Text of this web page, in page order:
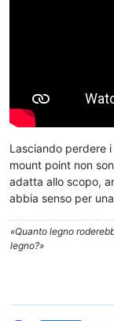
Lasciando perdere
mount point non
adatta allo scopo,
abbia senso per
«Quanto legno
legno?»